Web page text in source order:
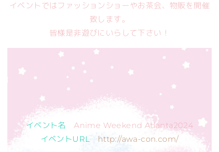
イベントではファッションショーやお茶会、物販を開催
致します。
皆様是非遊びにいらして下さい！
イベント名
Anime Weekend Atlanta2024
イベントURL
http://awa-con.com/